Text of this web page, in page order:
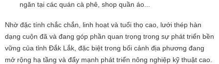
ngăn tại các quán cà phê, shop quần áo...
Nhờ đặc tính chắc chắn, linh hoạt và tuổi thọ cao, lưới thép hàn
dạng cuộn đã và đang góp phần quan trọng trong sự phát triển bền
vững của tỉnh Đắk Lắk, đặc biệt trong bối cảnh địa phương đang
mở rộng hạ tầng và đẩy mạnh phát triển nông nghiệp kỹ thuật cao.